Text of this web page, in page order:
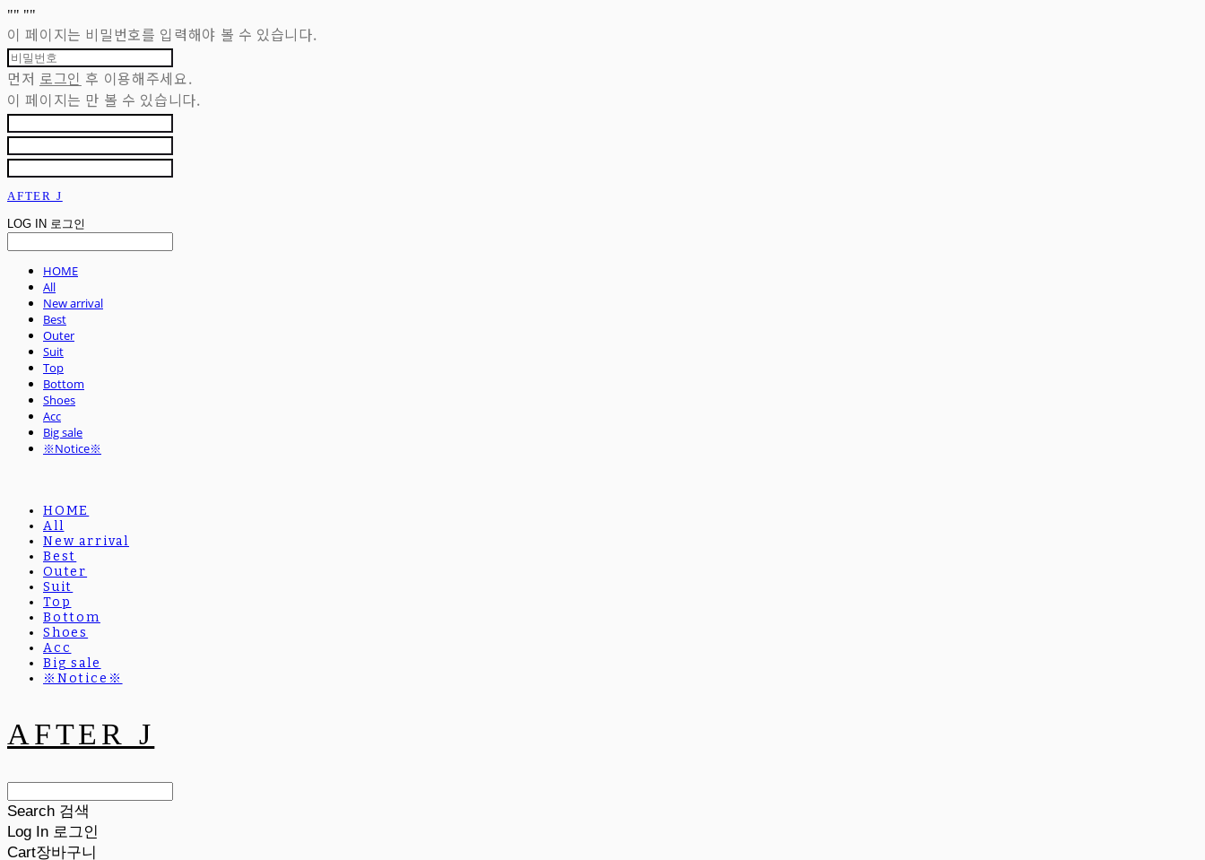
"" ""
이 페이지는 비밀번호를 입력해야 볼 수 있습니다.
먼저 로그인 후 이용해주세요.
이 페이지는 만 볼 수 있습니다.
AFTER J
LOG IN 로그인
HOME
All
New arrival
Best
Outer
Suit
Top
Bottom
Shoes
Acc
Big sale
※Notice※
HOME
All
New arrival
Best
Outer
Suit
Top
Bottom
Shoes
Acc
Big sale
※Notice※
AFTER J
Search 검색
Log In 로그인
Cart장바구니